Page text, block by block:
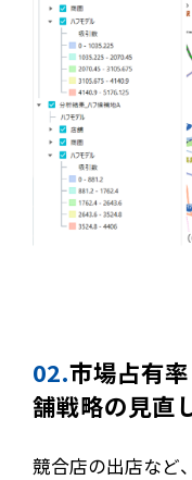
02.市場占有
舗戦略の見直
競合店の出店など